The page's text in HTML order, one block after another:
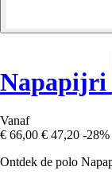
Napapijri
Vanaf
€ 66,00 € 47,20 -28%
Ontdek de polo